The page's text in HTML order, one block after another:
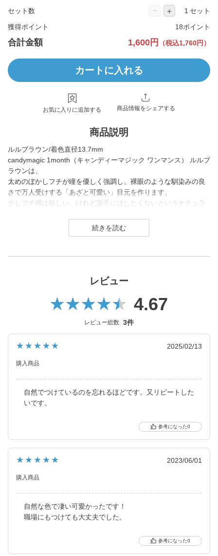
セット数 − ＋ セット
獲得ポイント 18ポイント
合計金額 1,600円 （税込1,760円）
カートに入れる
お気に入りに追加する 商品情報をシェアする
商品説明
ルルブラウン/着色直径13.7mm
candymagic 1month（キャンディーマジック ワンマンス） ルルブ
ラウンは、
太めのぼかしフチが瞳を優しく強調し、裸眼のような馴染みの良
さで万人受けする「あざと可愛い」目元を作ります。
少しフチ感は欲しい、けれど派手にはしたくないというナチュラ
学校やお仕事からデートまで、日常のどんな場面でも使いやす
く、ふわっとした優しい発色が瞳に奥行きをもたらします。
candy magic 1month（キャンディーマジック マンスリー）は200
幅広い世代から愛されるロングセラーコンタクトレンズブラン
レンズ直径(DIA)14.5㎜の大きめレンズで瞳を大きく魅せながら、
ました。
ハイスペックレンズへとリニューアル！
レビュー
4.67
レビュー総数 3件
★★★★★ 2025/02/13
購入商品
自然でつけているのを忘れるほどです。又リピートした
いです。
0
★★★★★ 2023/06/01
購入商品
自然な色で凄い可愛かったです！
職場にもつけても大丈夫でした。
0